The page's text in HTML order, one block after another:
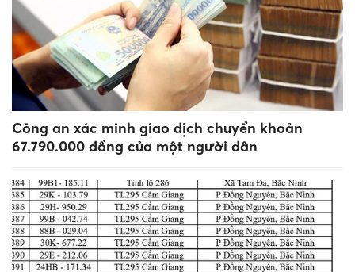
Công an xác minh giao dịch chuyển khoản
67.790.000 đồng của một người dân